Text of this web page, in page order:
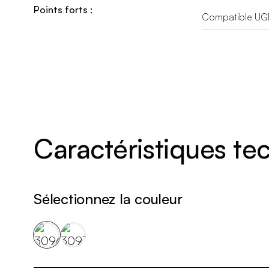
Points forts :
Compatible
Caractéristiques
Sélectionnez la couleur